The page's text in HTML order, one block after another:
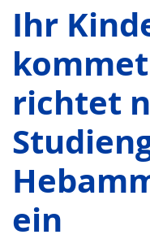
Ihr
richtet
ein